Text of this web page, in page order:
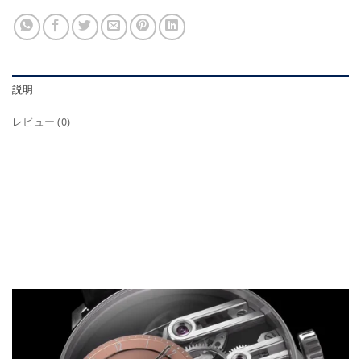
説明
レビュー (0)